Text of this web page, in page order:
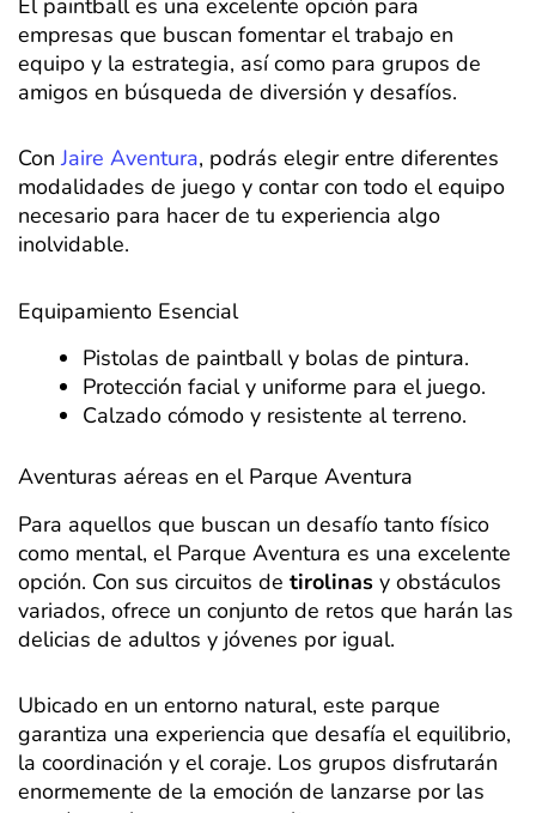
empresas que buscan fomentar el trabajo en
equipo y la estrategia, así como para grupos de
amigos en búsqueda de diversión y desafíos.
ConJaire Aventura, podrás elegir entre diferentes
modalidades de juego y contar con todo el equipo
necesario para hacer de tu experiencia algo
inolvidable.
Equipamiento Esencial
Pistolas de paintball y bolas de pintura.
Protección facial y uniforme para el juego.
Calzado cómodo y resistente al terreno.
Aventuras aéreas en el Parque Aventura
Para aquellos que buscan un desafío tanto físico
como mental, el Parque Aventura es una excelente
opción. Con sus circuitos de tirolinas y obstáculos
variados, ofrece un conjunto de retos que harán las
delicias de adultos y jóvenes por igual.
Ubicado en un entorno natural, este parque
garantiza una experiencia que desafía el equilibrio,
la coordinación y el coraje. Los grupos disfrutarán
enormemente de la emoción de lanzarse por las